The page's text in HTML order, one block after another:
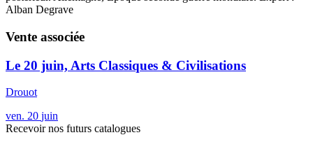
Alban Degrave
Vente associée
Le 20 juin, Arts Classiques & Civilisations
Drouot
ven. 20 juin
Recevoir nos futurs catalogues